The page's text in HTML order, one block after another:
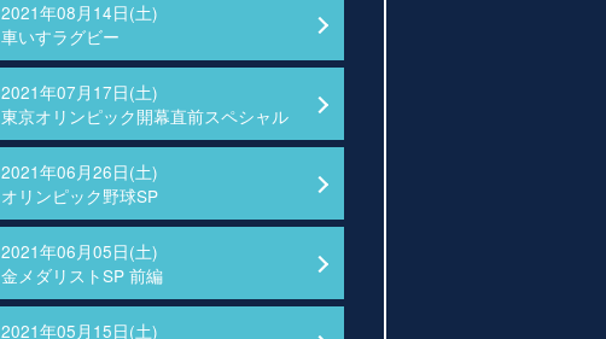
2021年08月14日(土)
車いすラグビー
2021年07月17日(土)
東京オリンピック開幕直前スペシャル
2021年06月26日(土)
オリンピック野球SP
2021年06月05日(土)
金メダリストSP 前編
2021年05月15日(土)